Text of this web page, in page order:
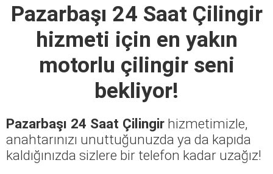
Pazarbaşı 24 Saat Çilingir
hizmeti için en yakın
motorlu çilingir seni
bekliyor!
Pazarbaşı 24 Saat Çilingir hizmetimizle,
anahtarınızı unuttuğunuzda ya da kapıda
kaldığınızda sizlere bir telefon kadar uzağız!